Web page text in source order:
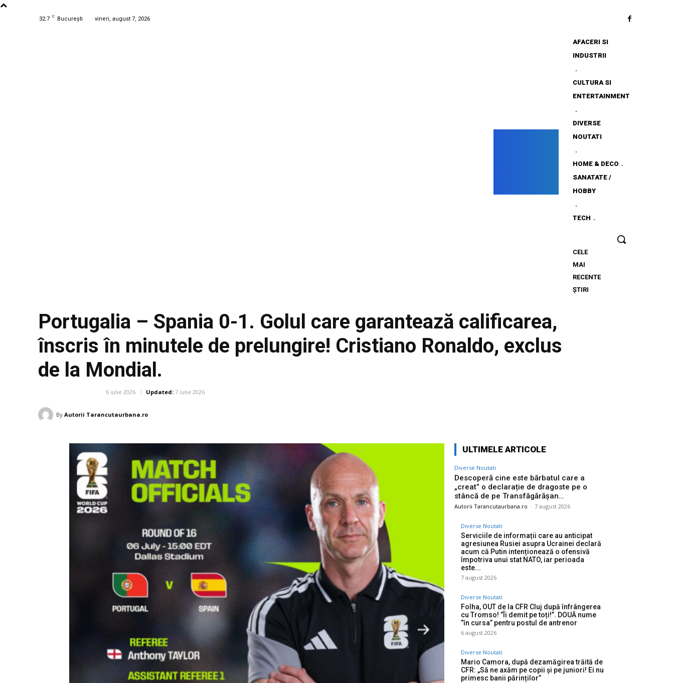
32.7 C București vineri, august 7, 2026
AFACERI SI
INDUSTRII
CULTURA SI
ENTERTAINMENT
DIVERSE
NOUTATI
HOME & DECO
SANATATE /
HOBBY
TECH
CELE
MAI
RECENTE
ȘTIRI
Portugalia – Spania 0-1. Golul care garantează calificarea,
înscris în minutele de prelungire! Cristiano Ronaldo, exclus
de la Mondial.
6 iulie 2026 Updated: 7 iulie 2026
By Autorii Tarancutaurbana.ro
ULTIMELE ARTICOLE
Diverse Noutati
Descoperă cine este bărbatul care a
„creat” o declarație de dragoste pe o
stâncă de pe Transfăgărășan…
Autorii Tarancutaurbana.ro - 7 august 2026
Diverse Noutati
Serviciile de informații care au anticipat
agresiunea Rusiei asupra Ucrainei declară
acum că Putin intenționează o ofensivă
împotriva unui stat NATO, iar perioada
este...
7 august 2026
Diverse Noutati
Folha, OUT de la CFR Cluj după înfrângerea
cu Tromso! ”Îi demit pe toți!”. DOUĂ nume
”în cursa” pentru postul de antrenor
6 august 2026
Diverse Noutati
Mario Camora, după dezamăgirea trăită de
CFR: „Să ne axăm pe copii și pe juniori! Ei nu
primesc banii părinților”